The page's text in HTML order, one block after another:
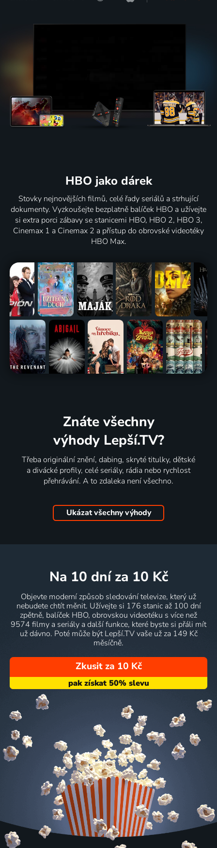
HBO jako dárek
Stovky nejnovějších filmů, celé řady seriálů a strhující
dokumenty. Vyzkoušejte bezplatně balíček HBO a užívejte
si extra porci zábavy se stanicemi HBO, HBO 2, HBO 3,
Cinemax 1 a Cinemax 2 a přístup do obrovské videotéky
HBO Max.
Znáte všechny
výhody Lepší.TV?
Třeba originální znění, dabing, skryté titulky, dětské
a divácké profily, celé seriály, rádia nebo rychlost
přehrávání. A to zdaleka není všechno.
Ukázat všechny výhody
na 10 dní za 10 Kč
Objevte moderní způsob sledování televize, který už
nebudete chtít měnit. Užívejte si 176 stanic až 100 dní
zpětně, balíček HBO, obrovskou videotéku s více než
9574 filmy a seriály a další funkce, které byste si přáli mít
už dávno. Poté může být Lepší.TV vaše už za 149 Kč
měsíčně.
Zkusit za 10 Kč